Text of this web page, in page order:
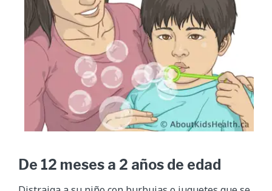
De 12 meses a 2 años de edad